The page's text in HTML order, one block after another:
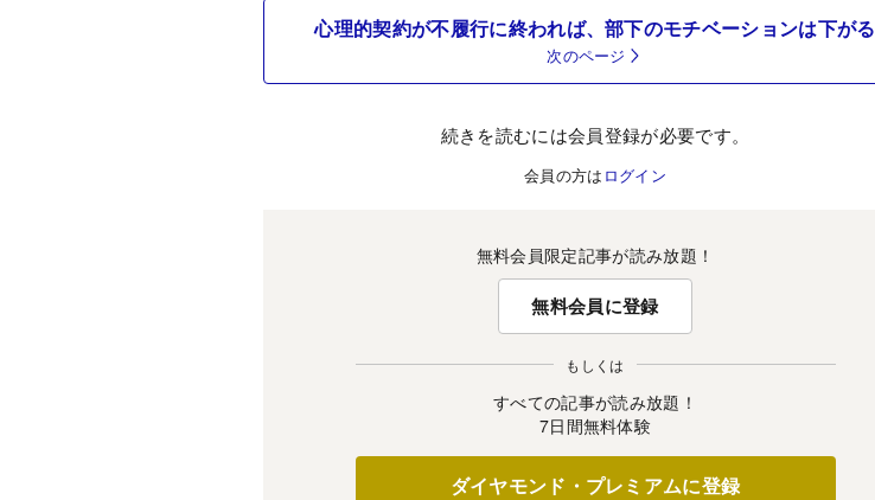
心理的契約が不履行に終われば、部下のモチベーションは下がる
次のページ
続きを読むには会員登録が必要です。
会員の方は ログイン
無料会員限定記事が読み放題！
無料会員に登録
もしくは
すべての記事が読み放題！
7日間無料体験
ダイヤモンド・プレミアムに登録